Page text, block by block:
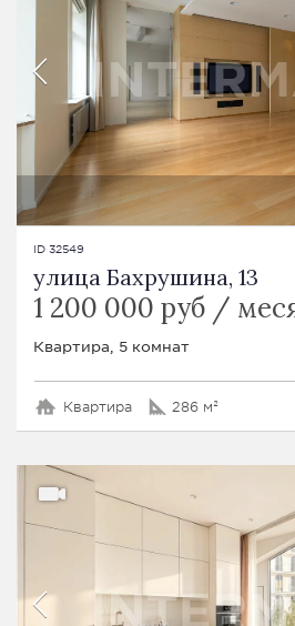
ID 32549
улица Бахрушина, 13
1 200 000 руб /
Квартира, 5 комнат
Квартира 286 м²